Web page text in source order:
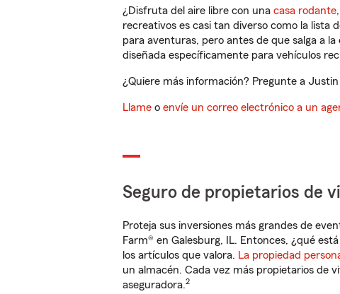
¿Disfruta del aire libre con una casa rodante
recreativos es casi tan diverso como la lista
para aventuras, pero antes de que salga a
diseñada específicamente para vehículos
¿Quiere más información? Pregunte a
Llame o envíe un correo electrónico a un
Seguro de propietarios de
Proteja sus inversiones más grandes de
Farm® en Galesburg, IL. Entonces, ¿qué
los artículos que valora. La propiedad
un almacén. Cada vez más propietarios de
aseguradora.2